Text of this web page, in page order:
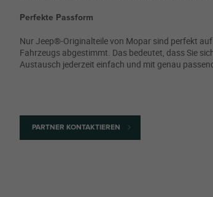
Perfekte Passform
Nur Jeep®-Originalteile von Mopar sind perfekt
Fahrzeugs abgestimmt. Das bedeutet, dass Sie
Austausch jederzeit einfach und mit genau
PARTNER KONTAKTIEREN